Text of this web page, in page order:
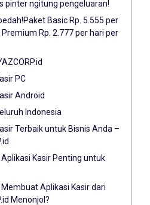
pinter ngitung pengeluaran!
Basic Rp. 5.555 per
Rp. 2.777 per hari per
PC
Android
Indonesia
Terbaik untuk Bisnis Anda –
Kasir Penting untuk
Aplikasi Kasir dari
Menonjol?